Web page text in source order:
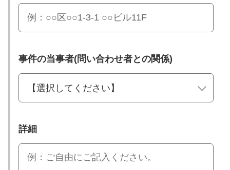
事件の当事者(問い合わせ者との関係)
詳細